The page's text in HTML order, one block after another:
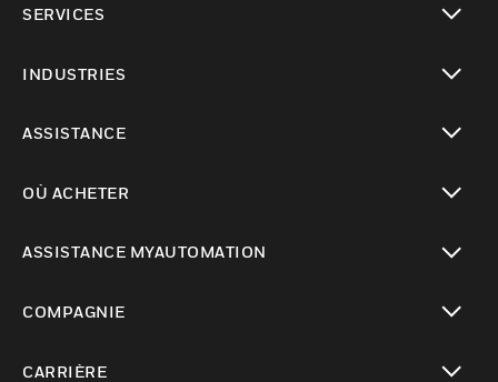
SERVICES
INDUSTRIES
ASSISTANCE
OÙ ACHETER
ASSISTANCE MYAUTOMATION
COMPAGNIE
CARRIÈRE